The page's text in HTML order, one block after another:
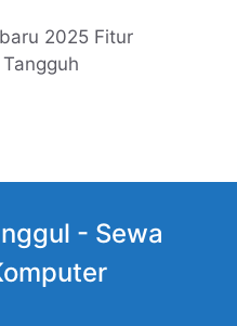
2025 Fitur
- Sewa